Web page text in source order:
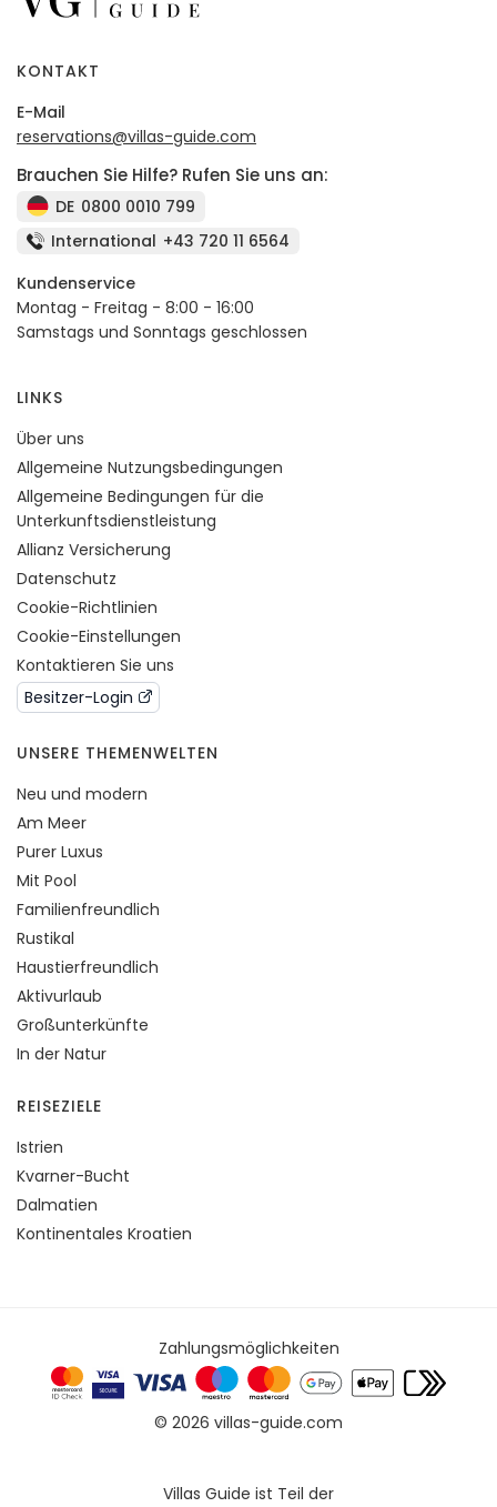
KONTAKT
E-Mail
reservations@villas-guide.com
Brauchen Sie Hilfe? Rufen Sie uns an:
DE 0800 0010 799
International +43 720 11 6564
Kundenservice
Montag - Freitag - 8:00 - 16:00
Samstags und Sonntags geschlossen
LINKS
Über uns
Allgemeine Nutzungsbedingungen
Allgemeine Bedingungen für die
Unterkunftsdienstleistung
Allianz Versicherung
Datenschutz
Cookie-Richtlinien
Cookie-Einstellungen
Kontaktieren Sie uns
Besitzer-Login
UNSERE THEMENWELTEN
Neu und modern
Am Meer
Purer Luxus
Mit Pool
Familienfreundlich
Rustikal
Haustierfreundlich
Aktivurlaub
Großunterkünfte
In der Natur
REISEZIELE
Istrien
Kvarner-Bucht
Dalmatien
Kontinentales Kroatien
Zahlungsmöglichkeiten
© 2026 villas-guide.com
Villas Guide ist Teil der